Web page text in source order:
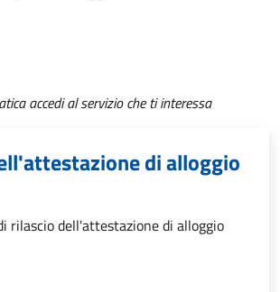
accedi al servizio che ti interessa
di alloggio
rilascio dell'attestazione di alloggio